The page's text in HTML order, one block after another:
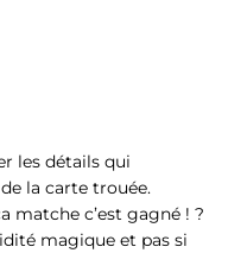
les détails qui
la carte trouée.
matche c’est gagné ! ?
magique et pas si